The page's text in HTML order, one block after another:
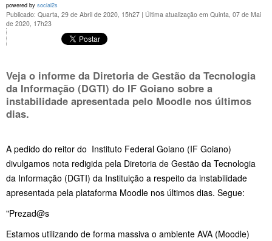
powered by social2s
Publicado: Quarta, 29 de Abril de 2020, 15h27 | Última atualização em Quinta, 07 de Mai
de 2020, 17h23
Veja o informe da Diretoria de Gestão da Tecnologia
da Informação (DGTI) do IF Goiano sobre a
instabilidade apresentada pelo Moodle nos últimos
dias.
A pedido do reitor do Instituto Federal Goiano (IF Goiano)
divulgamos nota redigida pela Diretoria de Gestão da Tecnologia
da Informação (DGTI) da Instituição a respeito da instabilidade
apresentada pela plataforma Moodle nos últimos dias. Segue:
"Prezad@s
Estamos utilizando de forma massiva o ambiente AVA (Moodle)